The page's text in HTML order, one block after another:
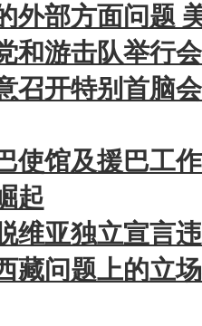
外部方面问题
和游击队举行
召开特别首脑
使馆及援巴工
起
维亚独立宣言
藏问题上的立